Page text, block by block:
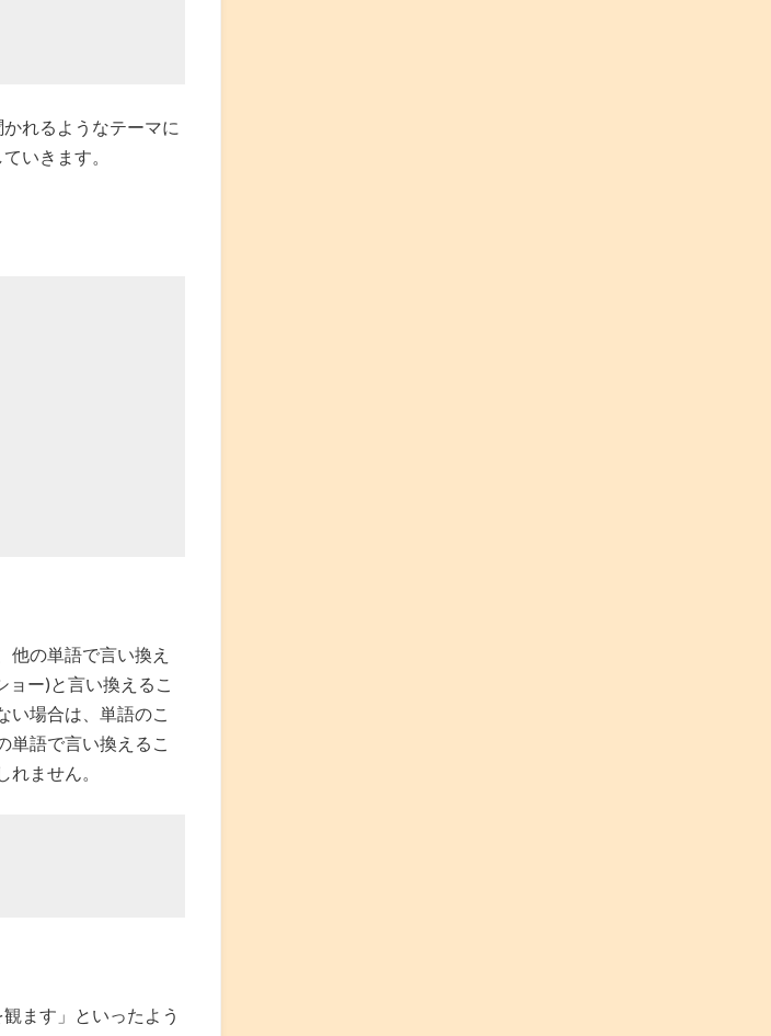
れるようなテーマに
いきます。
他の単語で言い換え
ョー)と言い換えるこ
い場合は、単語のこ
単語で言い換えるこ
ません。
ます」といったよう